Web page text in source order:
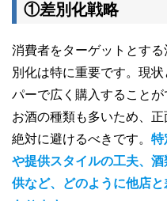
①差別化戦略
消費者をターゲットとす
別化は特に重要です。現
パーで広く購入すること
お酒の種類も多いため、
絶対に避けるべきです。 特
や提供スタイルの工夫、
供など、どのように他店